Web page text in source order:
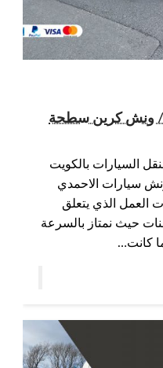
الاحمدي / 65557275 / ونش كرين سطحة
السيارات بالكويت
سيارات الاحمدي
العمل الذي يتعلق
حيث نمتاز بالسرعة
كانت…